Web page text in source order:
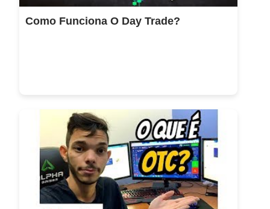
Como Funciona O Day Trade?